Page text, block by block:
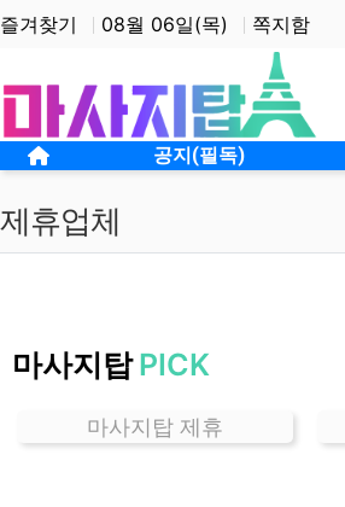
상단 네비
즐겨찾기 08월 06일(목) 쪽지함
메인 메뉴 공지(필독)
홈으로
제휴업체
당마사지탑 PICK
마사지탑 제휴